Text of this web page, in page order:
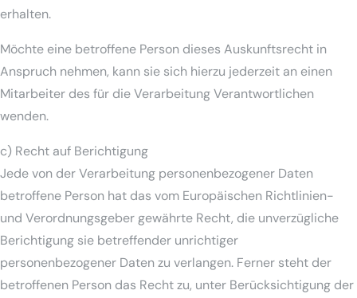
erhalten.
Möchte eine betroffene Person dieses Auskunftsrecht in
Anspruch nehmen, kann sie sich hierzu jederzeit an einen
Mitarbeiter des für die Verarbeitung Verantwortlichen
wenden.
c) Recht auf Berichtigung
Jede von der Verarbeitung personenbezogener Daten
betroffene Person hat das vom Europäischen Richtlinien-
und Verordnungsgeber gewährte Recht, die unverzügliche
Berichtigung sie betreffender unrichtiger
personenbezogener Daten zu verlangen. Ferner steht der
betroffenen Person das Recht zu, unter Berücksichtigung der